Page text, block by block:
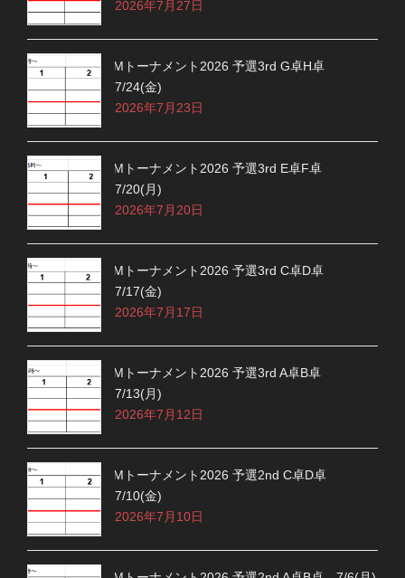
2026年7月27日
Mトーナメント2026 予選3rd G卓H卓
7/24(金)
2026年7月23日
Mトーナメント2026 予選3rd E卓F卓
7/20(月)
2026年7月20日
Mトーナメント2026 予選3rd C卓D卓
7/17(金)
2026年7月17日
Mトーナメント2026 予選3rd A卓B卓
7/13(月)
2026年7月12日
Mトーナメント2026 予選2nd C卓D卓
7/10(金)
2026年7月10日